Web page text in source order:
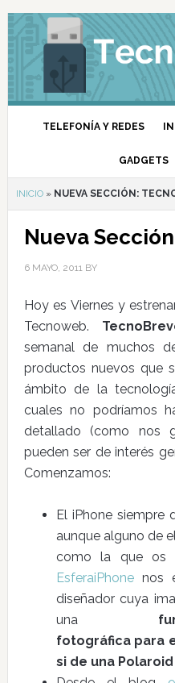
TELEFONÍA Y REDES
GADGETS
INICIO» NUEVA SECCIÓN:
Nueva
6 MAYO, 2011BY
Hoy es Viernes y
Tecnoweb.
semanal de muchos
productos nuevos que
ámbito de la
cuales no podríamos
detallado (como nos
pueden ser de interés
Comenzamos:
El iPhone siempre
aunque alguno de
como la que os
EsferaiPhone nos
diseñador cuya
unafunda/
fotográfica para
si de una